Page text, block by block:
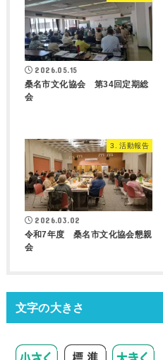
2026.05.15
桑名市文化協会 第34回定期総
会
3. 活動報告
2026.03.02
令和7年度 桑名市文化協会懇親
会
文字の大きさ